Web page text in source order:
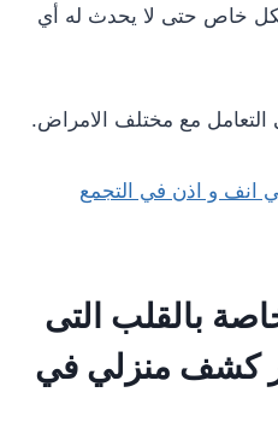
خاص حتى لا يحدث له أي
التعامل مع مختلف الامراض.
انف و اذن في التجمع
بالقلب التى
كشف منزلي في